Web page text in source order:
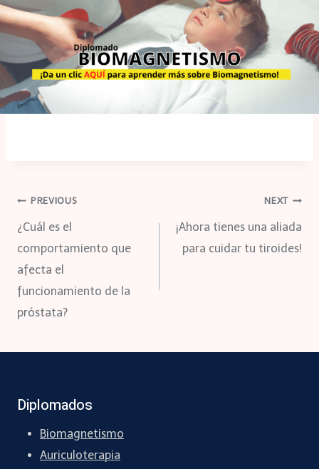
Navegación
de
entradas
PREVIOUS
¿Cuál es el
comportamiento que
afecta el
funcionamiento de la
próstata?
NEXT
¡Ahora tienes una aliada
para cuidar tu tiroides!
Diplomados
Biomagnetismo
Auriculoterapia